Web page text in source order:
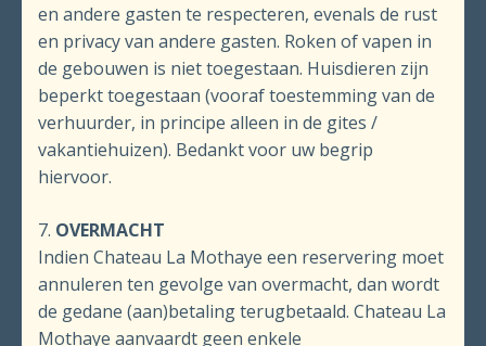
en andere gasten te respecteren, evenals de rust
en privacy van andere gasten. Roken of vapen in
de gebouwen is niet toegestaan. Huisdieren zijn
beperkt toegestaan (vooraf toestemming van de
verhuurder, in principe alleen in de gites /
vakantiehuizen). Bedankt voor uw begrip
hiervoor.
7. OVERMACHT
Indien Chateau La Mothaye een reservering moet
annuleren ten gevolge van overmacht, dan wordt
de gedane (aan)betaling terugbetaald. Chateau La
Mothaye aanvaardt geen enkele